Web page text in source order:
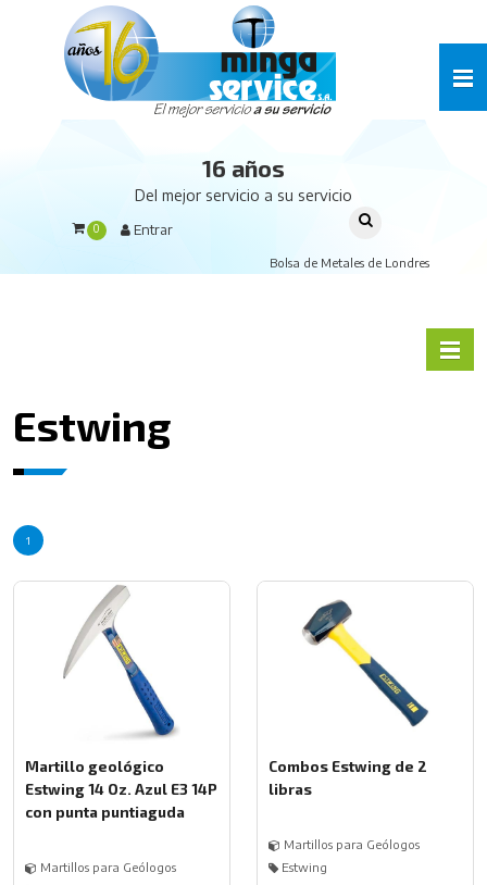
16 años
Del mejor servicio a su servicio
0 Entrar
Bolsa de Metales de Londres
Estwing
1
Martillo geológico
Estwing 14 Oz. Azul E3 14P
con punta puntiaguda
Martillos para Geólogos
Combos Estwing de 2
libras
Martillos para Geólogos
Estwing